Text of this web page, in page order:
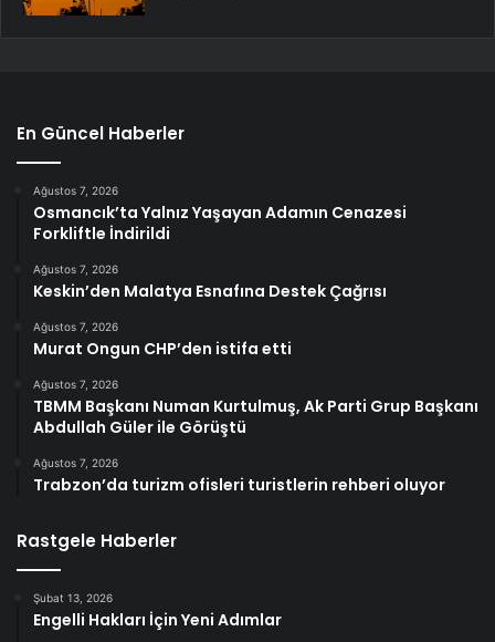
En Güncel Haberler
Ağustos 7, 2026
Osmancık’ta Yalnız Yaşayan Adamın Cenazesi
Forkliftle İndirildi
Ağustos 7, 2026
Keskin’den Malatya Esnafına Destek Çağrısı
Ağustos 7, 2026
Murat Ongun CHP’den istifa etti
Ağustos 7, 2026
TBMM Başkanı Numan Kurtulmuş, Ak Parti Grup Başkanı
Abdullah Güler ile Görüştü
Ağustos 7, 2026
Trabzon’da turizm ofisleri turistlerin rehberi oluyor
Rastgele Haberler
Şubat 13, 2026
Engelli Hakları İçin Yeni Adımlar